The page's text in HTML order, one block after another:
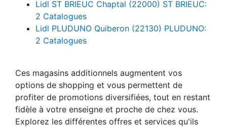
Lidl ST BRIEUC Chaptal (22000) ST BRIEUC:
2 Catalogues
Lidl PLUDUNO Quiberon (22130) PLUDUNO:
2 Catalogues
Ces magasins additionnels augmentent vos
options de shopping et vous permettent de
profiter de promotions diversifiées, tout en restant
fidèle à votre enseigne et proche de chez vous.
Explorez les différentes offres et services qu'ils